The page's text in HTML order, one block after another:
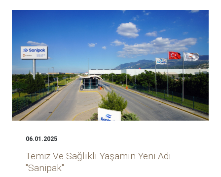
06.01.2025
Temiz Ve Sağlıklı Yaşamın Yeni Adı
"Sanipak"